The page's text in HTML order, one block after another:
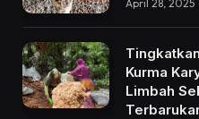
April 28, 2025
Kurma
Limbah